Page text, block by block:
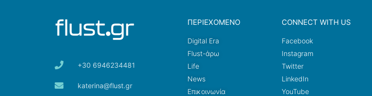
+30 6946234481
katerina@flust.gr
ΠΕΡΙΕΧΟΜΕΝΟ
Digital Era
Flust-άρω
Life
News
Επικοινωνία
CONNECT WITH US
Facebook
Instagram
Twitter
LinkedIn
YouTube